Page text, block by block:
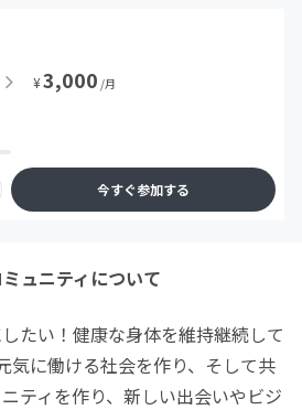
¥3,000 /月
今すぐ参加する
ュニティについて
たい！健康な身体を維持継続して
気に働ける社会を作り、そして共
ティを作り、新しい出会いやビジ